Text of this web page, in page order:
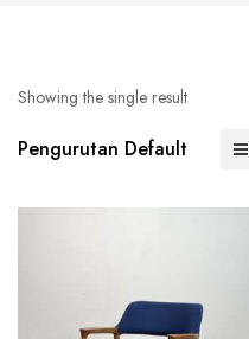
Showing the single result
Pengurutan Default